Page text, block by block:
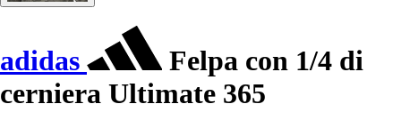
adidas
Felpa con 1/4 di
cerniera Ultimate 365